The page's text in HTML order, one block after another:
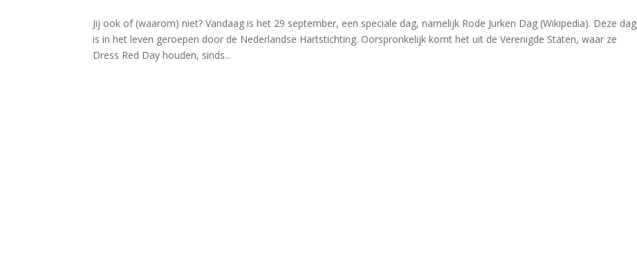
Jij ook of (waarom) niet? Vandaag is het 29 september, een speciale dag, namelijk Rode Jurken Dag (Wikipedia). Deze dag
is in het leven geroepen door de Nederlandse Hartstichting. Oorspronkelijk komt het uit de Verenigde Staten, waar ze
Dress Red Day houden, sinds...